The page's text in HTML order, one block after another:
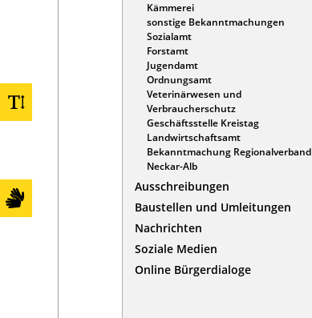
Kämmerei
sonstige Bekanntmachungen
Sozialamt
Forstamt
Jugendamt
Ordnungsamt
Veterinärwesen und
Verbraucherschutz
Geschäftsstelle Kreistag
Landwirtschaftsamt
Bekanntmachung Regionalverband
Neckar-Alb
Ausschreibungen
Baustellen und Umleitungen
Nachrichten
Soziale Medien
Online Bürgerdialoge